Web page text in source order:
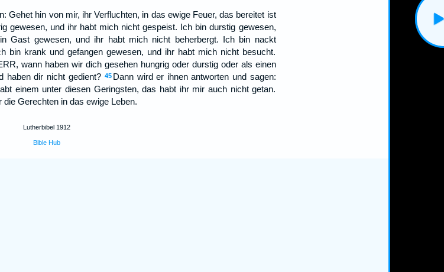
Gehet hin von mir, ihr Verfluchten, in das ewige Feuer, das bereitet ist
gewesen, und ihr habt mich nicht gespeist. Ich bin durstig gewesen,
Gast gewesen, und ihr habt mich nicht beherbergt. Ich bin nackt
bin krank und gefangen gewesen, und ihr habt mich nicht besucht.
wann haben wir dich gesehen hungrig oder durstig oder als einen
haben dir nicht gedient? 45 Dann wird er ihnen antworten und sagen:
einem unter diesen Geringsten, das habt ihr mir auch nicht getan.
Gerechten in das ewige Leben.
Lutherbibel 1912
Bible Hub